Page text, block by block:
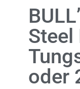
Steel
oder